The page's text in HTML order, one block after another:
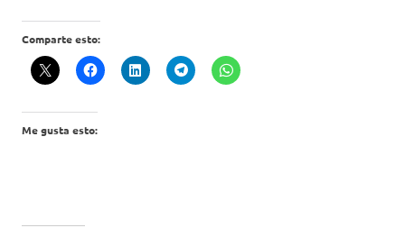
Comparte esto:
Me gusta esto: